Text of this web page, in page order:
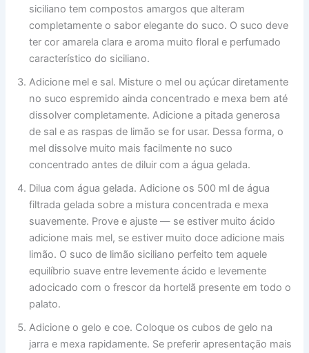
siciliano tem compostos amargos que alteram
completamente o sabor elegante do suco. O suco deve
ter cor amarela clara e aroma muito floral e perfumado
característico do siciliano.
Adicione mel e sal. Misture o mel ou açúcar diretamente
no suco espremido ainda concentrado e mexa bem até
dissolver completamente. Adicione a pitada generosa
de sal e as raspas de limão se for usar. Dessa forma, o
mel dissolve muito mais facilmente no suco
concentrado antes de diluir com a água gelada.
Dilua com água gelada. Adicione os 500 ml de água
filtrada gelada sobre a mistura concentrada e mexa
suavemente. Prove e ajuste — se estiver muito ácido
adicione mais mel, se estiver muito doce adicione mais
limão. O suco de limão siciliano perfeito tem aquele
equilíbrio suave entre levemente ácido e levemente
adocicado com o frescor da hortelã presente em todo o
palato.
Adicione o gelo e coe. Coloque os cubos de gelo na
jarra e mexa rapidamente. Se preferir apresentação mais